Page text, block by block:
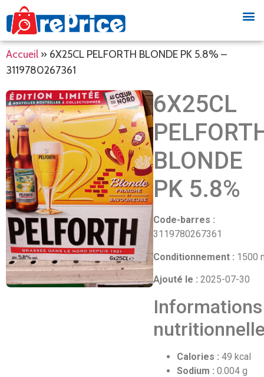
Accueil » 6X25CL PELFORTH BLONDE PK 5.8% –
3119780267361
6X25CL
BLONDE
PK 5.8%
Code-barres :
3119780267361
Conditionnement : 1500
Ajouté le : 2025-07-30
Informations
Calories : 49 kcal
Sodium : 0.004 g